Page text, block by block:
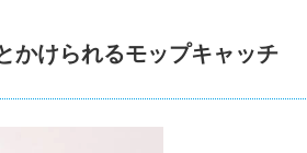
かけられるモップキャッチ